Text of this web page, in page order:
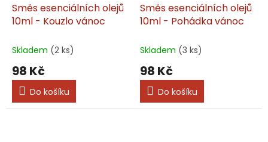
Směs esenciálních olejů
10ml - Kouzlo vánoc
Skladem (2 ks)
98 Kč
Do košíku
Směs esenciálních olejů
10ml - Pohádka vánoc
Skladem (3 ks)
98 Kč
Do košíku